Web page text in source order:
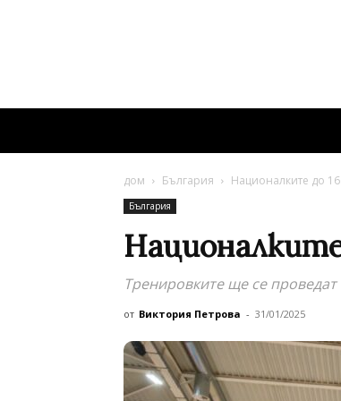
дом България Националките до
България
Тренировките ще се
от Виктория Петрова - 31/01/2025